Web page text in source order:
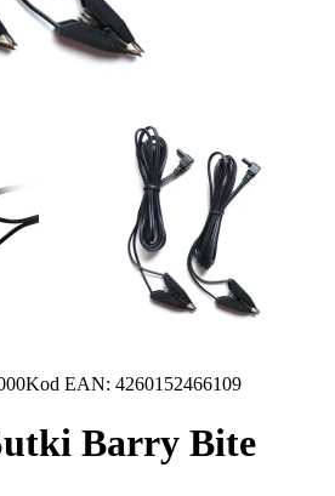
Kod EAN: 4260152466109
Barry Bite